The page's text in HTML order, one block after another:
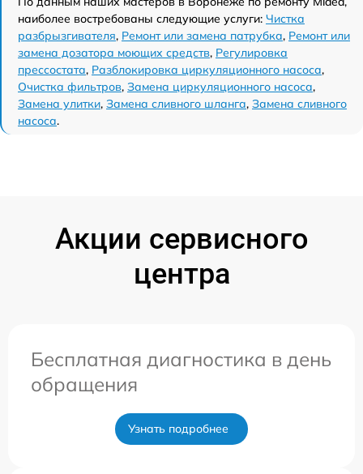
наиболее востребованы следующие услуги: Чистка
разбрызгивателя, Ремонт или замена патрубка, Ремонт или
замена дозатора моющих средств, Регулировка
прессостата, Разблокировка циркуляционного насоса,
Очистка фильтров, Замена циркуляционного насоса,
Замена улитки, Замена сливного шланга, Замена сливного
насоса.
Акции сервисного
центра
Бесплатная диагностика в день
обращения
Узнать подробнее